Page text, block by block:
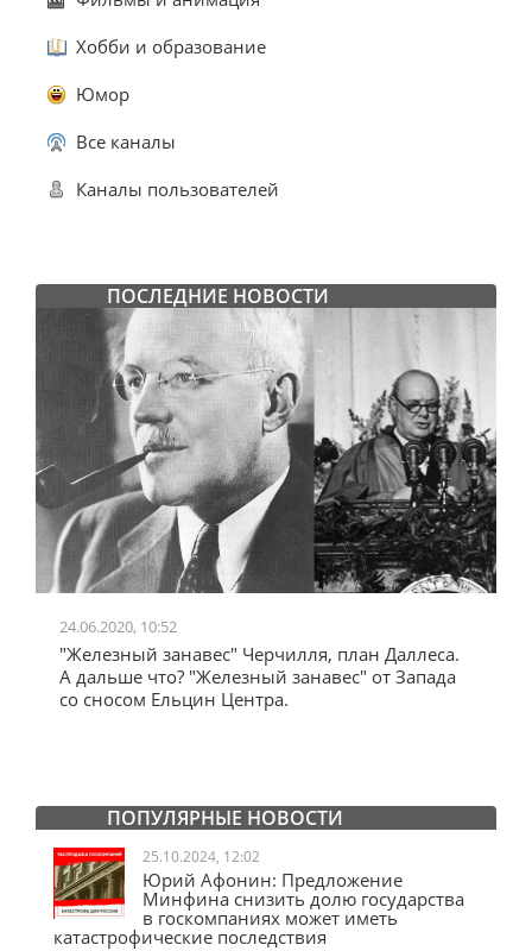
Хобби и образование
Юмор
Все каналы
Каналы пользователей
ПОСЛЕДНИЕ НОВОСТИ
24.06.2020, 10:52
"Железный занавес" Черчилля, план Даллеса.
А дальше что? "Железный занавес" от Запада
со сносом Ельцин Центра.
ПОПУЛЯРНЫЕ НОВОСТИ
25.10.2024, 12:02
Юрий Афонин: Предложение
Минфина снизить долю государства
в госкомпаниях может иметь
катастрофические последствия